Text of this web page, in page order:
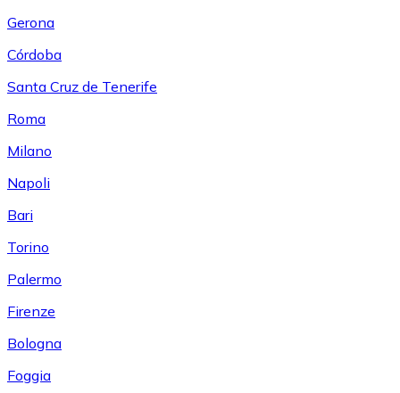
Gerona
Córdoba
Santa Cruz de Tenerife
Roma
Milano
Napoli
Bari
Torino
Palermo
Firenze
Bologna
Foggia